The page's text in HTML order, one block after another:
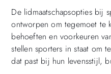
De lidmaatschapsopties bij
ontworpen om tegemoet te
behoeften en voorkeuren
stellen sporters in staat om
dat past bij hun levensstijl,